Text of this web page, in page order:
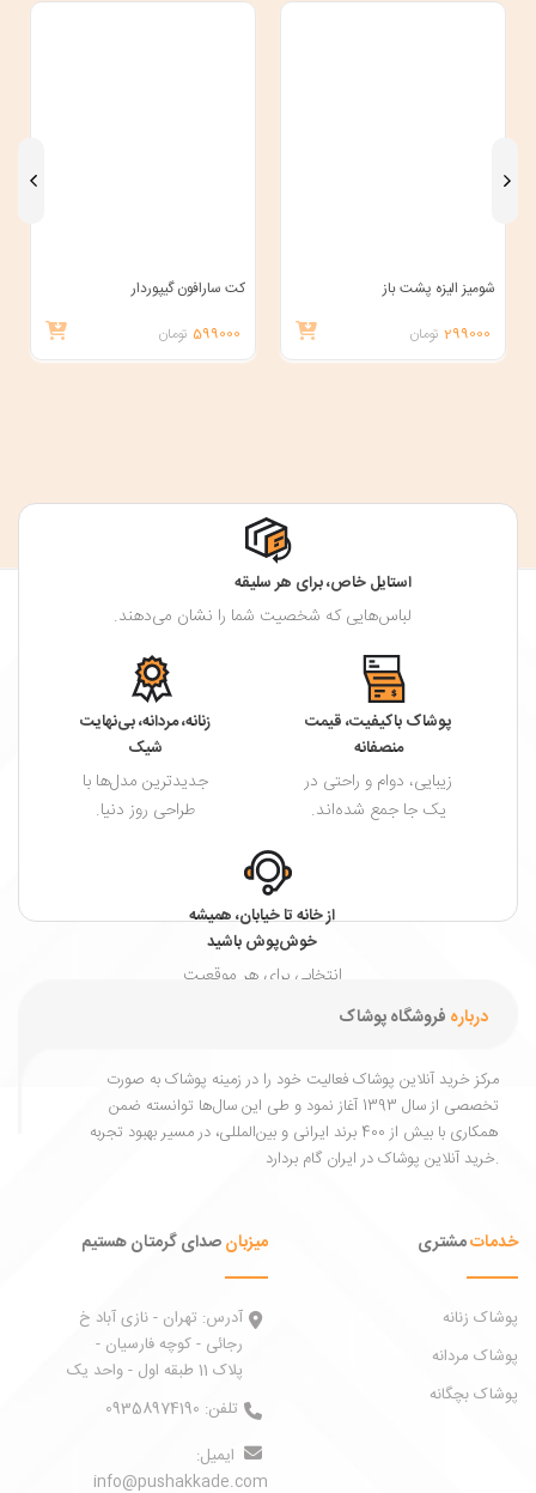
شومیز الیزه پشت باز
299000 تومان
کت سارافون گیپوردار
599000 تومان
استایل خاص، برای هر سلیقه
لباس‌هایی که شخصیت شما را نشان می‌دهند.
پوشاک باکیفیت، قیمت
منصفانه
زیبایی، دوام و راحتی در
یک جا جمع شده‌اند.
زنانه، مردانه، بی‌نهایت
شیک
جدیدترین مدل‌ها با
طراحی روز دنیا.
از خانه تا خیابان، همیشه
خوش‌پوش باشید
انتخابی برای هر موقعیت
درباره فروشگاه پوشاک
مرکز خرید آنلاین پوشاک فعالیت خود را در زمینه پوشاک به ‌صورت
تخصصی از سال 1393 آغاز نمود و طی این سال‌ها توانسته ضمن
همکاری با بیش از 400 برند ایرانی و بین‌المللی، در مسیر بهبود تجربه
خرید آنلاین پوشاک در ایران گام بردارد.
خدماتمشتری
پوشاک زنانه
پوشاک مردانه
پوشاک بچگانه
میزبانصدای گرمتان هستیم
آدرس: تهران - نازی آباد خ
رجائی - کوچه فارسیان -
پلاک 11 طبقه اول - واحد یک
تلفن: 09358974190
ایمیل:
info@pushakkade.com